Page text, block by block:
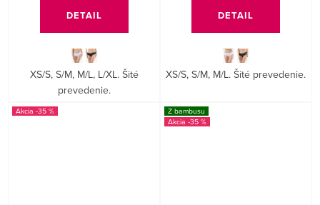
DETAIL
XS/S, S/M, M/L, L/XL. Šité
prevedenie.
DETAIL
XS/S, S/M, M/L. Šité prevedenie.
-35 %
Z bambusu
-35 %